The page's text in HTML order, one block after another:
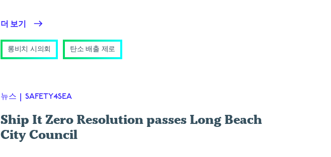
더 보기
롱비치 시의회 탄소 배출 제로
뉴스 | SAFETY4SEA
Ship It Zero Resolution passes Long Beach
City Council